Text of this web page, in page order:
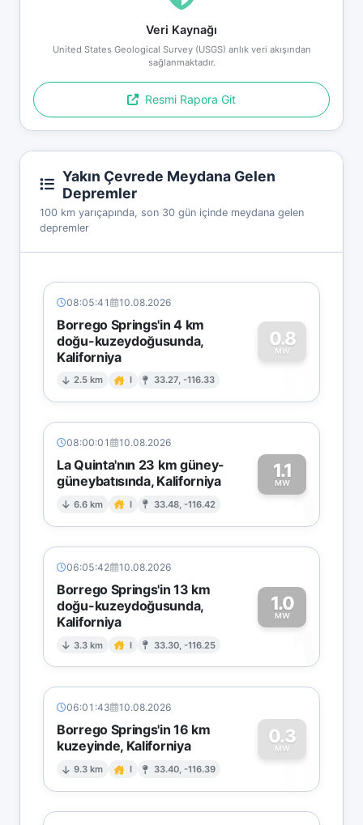
Veri Kaynağı
United States Geological Survey (USGS) anlık veri akışından
sağlanmaktadır.
Resmi Rapora Git
Yakın Çevrede Meydana Gelen
Depremler
100 km yarıçapında, son 30 gün içinde meydana gelen
depremler
08:05:41 10.08.2026
Borrego Springs'in 4 km
doğu-kuzeydoğusunda,
Kaliforniya
2.5 km I 33.27, -116.33
0.8
MW
0
08:00:01 10.08.2026
La Quinta'nın 23 km güney-
güneybatısında, Kaliforniya
6.6 km I 33.48, -116.42
1.1
MW1
06:05:42 10.08.2026
Borrego Springs'in 13 km
doğu-kuzeydoğusunda,
Kaliforniya
3.3 km I 33.30, -116.25
1.0
MW
1
06:01:43 10.08.2026
Borrego Springs'in 16 km
kuzeyinde, Kaliforniya
9.3 km I 33.40, -116.39
0.3
MW
0